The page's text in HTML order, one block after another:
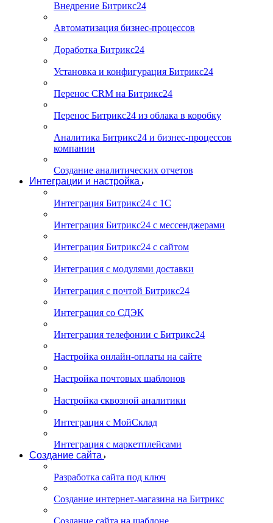
Внедрение Битрикс24
Автоматизация бизнес-процессов
Доработка Битрикс24
Установка и конфигурация Битрикс24
Перенос CRM на Битрикс24
Перенос Битрикс24 из облака в коробку
Аналитика Битрикс24 и бизнес-процессов
компании
Создание аналитических отчетов
Интеграции и настройка
Интеграция Битрикс24 с 1С
Интеграция Битрикс24 с мессенджерами
Интеграция Битрикс24 с сайтом
Интеграция с модулями доставки
Интеграция с почтой Битрикс24
Интеграция со СДЭК
Интеграция телефонии с Битрикс24
Настройка онлайн-оплаты на сайте
Настройка почтовых шаблонов
Настройка сквозной аналитики
Интеграция с МойСклад
Интеграция с маркетплейсами
Создание сайта
Разработка сайта под ключ
Создание интернет-магазина на Битрикс
Создание сайта на шаблоне